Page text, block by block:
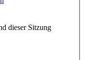
dieser Sitzung